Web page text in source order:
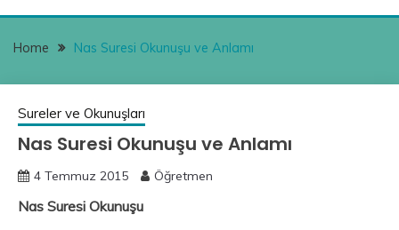
Home Nas Suresi Okunuşu ve Anlamı
Sureler ve Okunuşları
Nas Suresi Okunuşu ve Anlamı
4 Temmuz 2015 Öğretmen
Nas Suresi Okunuşu